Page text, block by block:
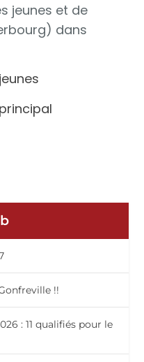
jeunes et de
dans
!!
: 11 qualifiés pour le